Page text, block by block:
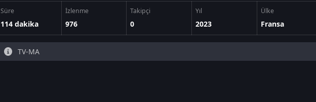
Süre
114 dakika
İzlenme
976
Takipçi
0
Yıl
2023
Ülke
Fransa
TV-MA